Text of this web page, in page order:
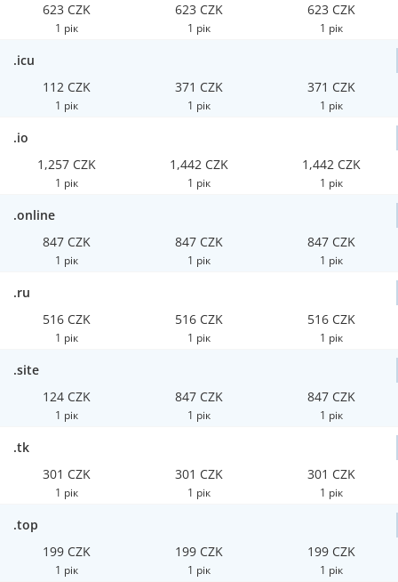
623 CZK
1 рік
623 CZK
1 рік
623 CZK
1 рік
.icu
112 CZK
1 рік
371 CZK
1 рік
371 CZK
1 рік
.io
1,257 CZK
1 рік
1,442 CZK
1 рік
1,442 CZK
1 рік
.online
847 CZK
1 рік
847 CZK
1 рік
847 CZK
1 рік
.ru
516 CZK
1 рік
516 CZK
1 рік
516 CZK
1 рік
.site
124 CZK
1 рік
847 CZK
1 рік
847 CZK
1 рік
.tk
301 CZK
1 рік
301 CZK
1 рік
301 CZK
1 рік
.top
199 CZK
1 рік
199 CZK
1 рік
199 CZK
1 рік